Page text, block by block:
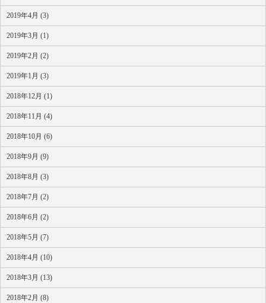
2019年4月 (3)
2019年3月 (1)
2019年2月 (2)
2019年1月 (3)
2018年12月 (1)
2018年11月 (4)
2018年10月 (6)
2018年9月 (9)
2018年8月 (3)
2018年7月 (2)
2018年6月 (2)
2018年5月 (7)
2018年4月 (10)
2018年3月 (13)
2018年2月 (8)